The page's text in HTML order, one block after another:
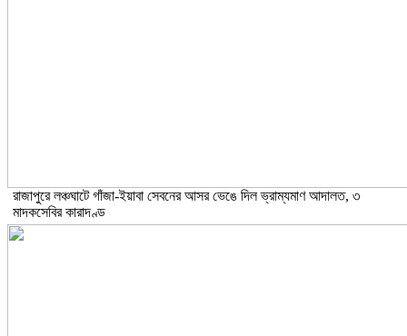
রাজাপুরে লঞ্চঘাটে গাঁজা-ইয়াবা সেবনের আসর ভেঙে দিল ভ্রাম্যমাণ আদালত, ৩
মাদকসেবির কারাদণ্ড